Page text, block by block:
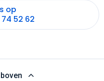
op
52 62